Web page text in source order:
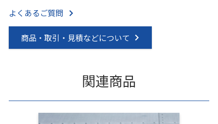
よくあるご質問
商品・取引・見積などについて
関連商品